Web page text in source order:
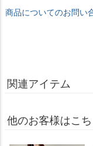
商品についてのお問い
関連アイテム
他のお客様はこ